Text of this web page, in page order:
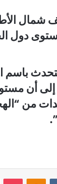
شمال
دول
أن
من